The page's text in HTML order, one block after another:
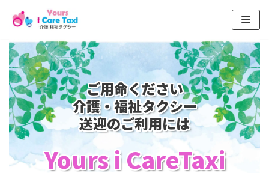
ン
テ
ン
ツ
へ
ス
キ
ッ
ご用命ください
介護・福祉タクシー
送迎のご利用には
Yours i CareTaxi